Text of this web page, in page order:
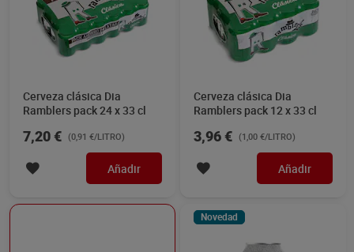
Cerveza clásica Dia
Ramblers pack 24 x 33 cl
7,20 € (0,91 €/LITRO)
Añadir
Cerveza clásica Dia
Ramblers pack 12 x 33 cl
3,96 € (1,00 €/LITRO)
Añadir
Novedad